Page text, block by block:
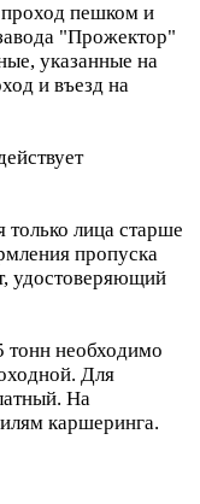
пешком и
"Прожектор"
указанные на
и въезд на
лица старше
пропуска
удостоверяющий
тонн необходимо
Для
На
каршеринга.